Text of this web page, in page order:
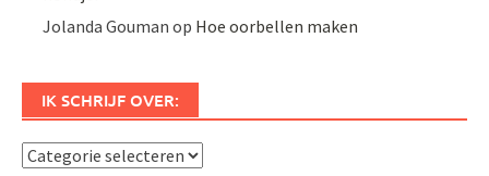
Jolanda Gouman op Hoe oorbellen maken
IK SCHRIJF OVER:
Ik